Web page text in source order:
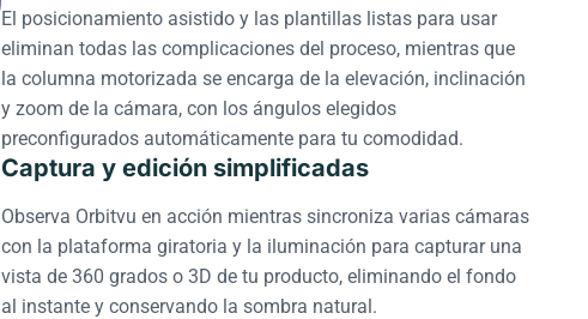
El posicionamiento asistido y las plantillas listas para usar
eliminan todas las complicaciones del proceso, mientras que
la columna motorizada se encarga de la elevación, inclinación
y zoom de la cámara, con los ángulos elegidos
preconfigurados automáticamente para tu comodidad.
Captura y edición simplificadas
Observa Orbitvu en acción mientras sincroniza varias cámaras
con la plataforma giratoria y la iluminación para capturar una
vista de 360 grados o 3D de tu producto, eliminando el fondo
al instante y conservando la sombra natural.